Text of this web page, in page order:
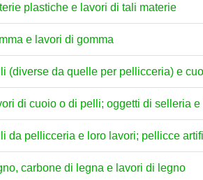
plastiche e lavori di tali materie
e lavori di gomma
(diverse da quelle per pellicceria) e
di cuoio o di pelli; oggetti di selleria
da pellicceria e loro lavori; pellicce
carbone di legna e lavori di legno